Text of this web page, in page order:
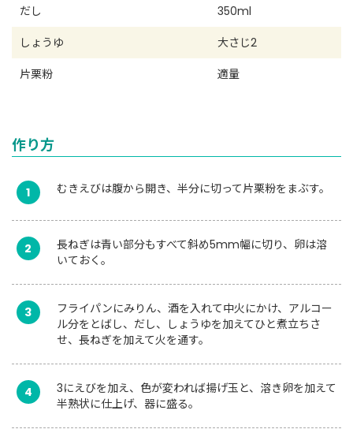
だし
350ml
しょうゆ
大さじ2
片栗粉
適量
作り方
1 むきえびは腹から開き、半分に切って片栗粉をまぶす。
2
長ねぎは青い部分もすべて斜め5mm幅に切り、卵は溶
いておく。
3
フライパンにみりん、酒を入れて中火にかけ、アルコー
ル分をとばし、だし、しょうゆを加えてひと煮立ちさ
せ、長ねぎを加えて火を通す。
4
3にえびを加え、色が変われば揚げ玉と、溶き卵を加えて
半熟状に仕上げ、器に盛る。